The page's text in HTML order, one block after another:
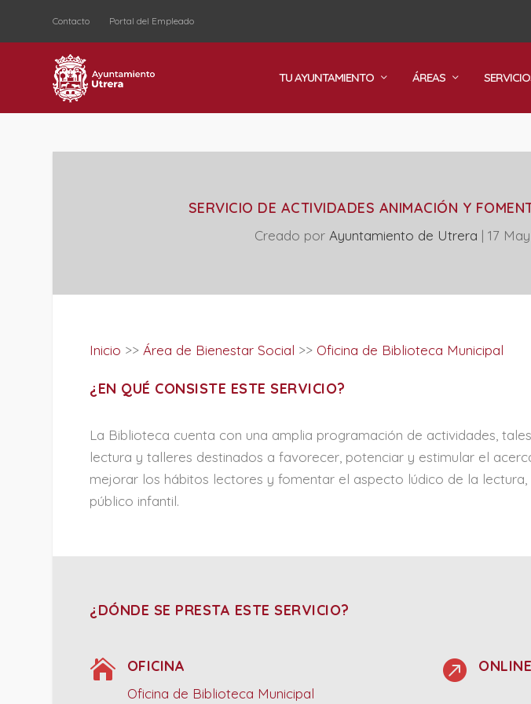
Contacto Portal del Empleado
TU AYUNTAMIENTO ÁREAS
SERVICIO DE ACTIVIDADES ANIMACIÓN Y
Creado por Ayuntamiento de Utrera | 17
Inicio >>Área de Bienestar Social >> Oficina de Biblioteca Municipal
¿EN QUÉ CONSISTE ESTE SERVICIO?
La Biblioteca cuenta con una amplia programación de actividades,
lectura y talleres destinados a favorecer, potenciar y estimular el
mejorar los hábitos lectores y fomentar el aspecto lúdico de la
público infantil.
¿DÓNDE SE PRESTA ESTE SERVICIO?
 OFICINA
Oficina de Biblioteca Municipal
 ONLINE